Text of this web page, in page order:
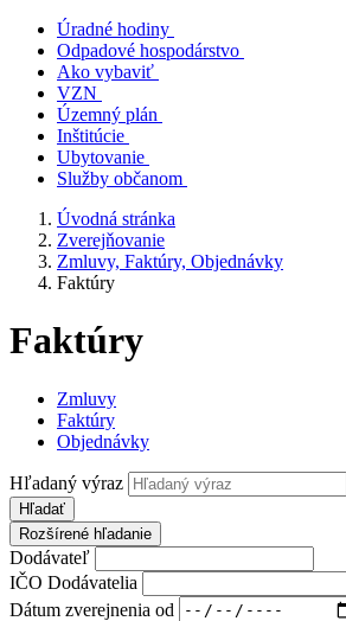
Úradné hodiny
Odpadové hospodárstvo
Ako vybaviť
VZN
Územný plán
Inštitúcie
Ubytovanie
Služby občanom
Úvodná stránka
Zverejňovanie
Zmluvy, Faktúry, Objednávky
Faktúry
Faktúry
Zmluvy
Faktúry
Objednávky
Hľadaný výraz
Hľadať
Rozšírené hľadanie
Dodávateľ
IČO Dodávatelia
Dátum zverejnenia od